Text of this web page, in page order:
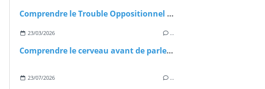
Comprendre le Trouble Oppositionnel avec Provocation (TOP) : mieux accompagner les enfants au quotidien
23/03/2026 …
Comprendre le cerveau avant de parler du TDAH : les bases essentielles
23/07/2026 …